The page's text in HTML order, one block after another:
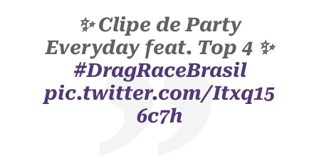
✨ Clipe de Party
Everyday feat. Top 4 ✨
#DragRaceBrasil
pic.twitter.com/Itxq15
6c7h